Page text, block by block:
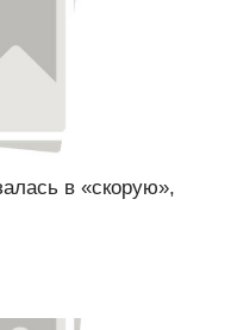
в «скорую»,